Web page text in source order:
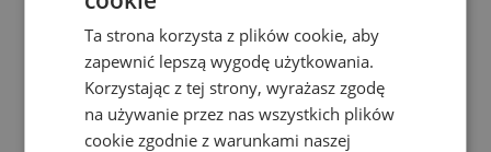
Ryż basmati
Ryż biały
Ryż brązowy
Ta strona korzysta z plików cookie, aby
zapewnić lepszą wygodę użytkowania.
Korzystając z tej strony, wyrażasz zgodę
na używanie przez nas wszystkich plików
cookie zgodnie z warunkami naszej